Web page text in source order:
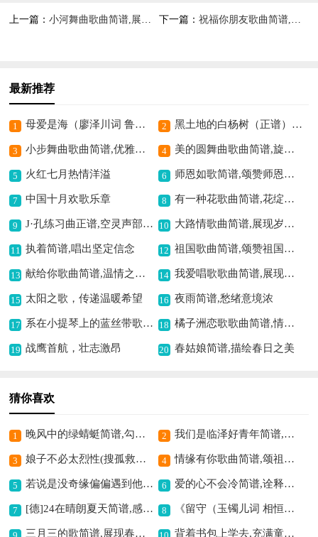
上一篇：小河舞曲歌曲简谱,展现灵动之美 下一篇： 祝福你朋友歌曲简谱,传递真挚祝福
最新推荐
1 母爱是海（廖泽川词 鲁颂曲）歌曲简谱,歌颂深沉母爱 2 黑土地的白杨树（正谱）歌曲简谱,展现黑土白杨风采
3 小步舞曲歌曲简谱,优雅轻快之旋律 4 美的圆舞曲歌曲简谱,旋律优美动人
5 火红七月热情洋溢 6 师恩如歌简谱,颂赞师恩深情
7 中国十月欢歌乐章 8 有一种花歌曲简谱,花绽美好之意
9 J·孔练习曲正谱,空灵声部之美 10 大路情歌曲简谱,展现岁月情怀
11 执着简谱,唱出坚定信念 12 祖国歌曲简谱,颂赞祖国深情
13 献给你歌曲简谱,温情之作暖人心 14 我爱唱歌歌曲简谱,展现欢快歌唱情
15 太阳之歌，传递温暖希望 16 夜雨简谱,愁绪意境浓
17 系在小提琴上的蓝丝带歌曲简谱,悠扬旋律寄深情 18 橘子洲恋歌歌曲简谱,情系湘江之美
19 战鹰首航，壮志激昂 20 春姑娘简谱,描绘春日之美
猜你喜欢
1 晚风中的绿蜻蜓简谱,勾勒清新意境 2 我们是临泽好青年简谱,展现青年风采
3 娘子不必太烈性(搜孤救孤程婴唱段,琴谱)简谱京剧,展现忠义之情怀 4 情缘有你歌曲简谱,颂祖国深情恋歌
5 若说是没奇缘偏偏遇到他(黛玉葬花选段,琴谱)简谱京剧,演绎黛玉情思 6 爱的心不会冷简谱,诠释温暖爱意
7 [德]24在晴朗夏天简谱,感受夏日清晨美好 8 《留守（玉镯儿词 相恒平曲）》歌曲简谱,唱出留守者的心声
三月三的歌简谱,展现春日风情 背着书包上学去,充满童真的旋律